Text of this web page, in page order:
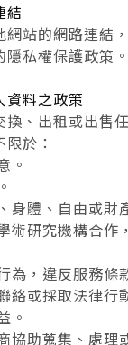
結
站的網路連結
私權保護政策。
資料之政策
、出租或出售
於：
。
身體、自由或財
術研究機構合
為，違反服務
絡或採取法律行
。
協助蒐集、處理